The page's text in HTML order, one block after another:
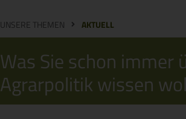
UNSERE THEMEN AKTUELL
Was Sie schon immer
Agrarpolitik wissen